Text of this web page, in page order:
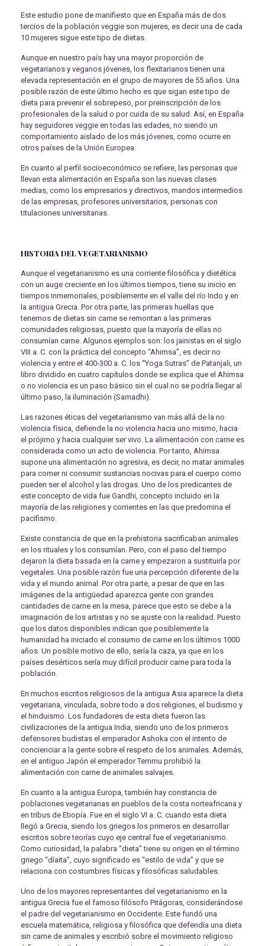
Este estudio pone de manifiesto que en España más de dos
tercios de la población veggie son mujeres, es decir una de cada
10 mujeres sigue este tipo de dietas.
Aunque en nuestro país hay una mayor proporción de
vegetarianos y veganos jóvenes, los flexitarianos tienen una
elevada representación en el grupo de mayores de 55 años. Una
posible razón de este último hecho es que sigan este tipo de
dieta para prevenir el sobrepeso, por preinscripción de los
profesionales de la salud o por cuida de su salud. Así, en España
hay seguidores veggie en todas las edades, no siendo un
comportamiento aislado de los más jóvenes, como ocurre en
otros países de la Unión Europea.
En cuanto al perfil socioeconómico se refiere, las personas que
llevan esta alimentación en España son las nuevas clases
medias, como los empresarios y directivos, mandos intermedios
de las empresas, profesores universitarios, personas con
titulaciones universitarias.
HISTORIA DEL VEGETARIANISMO
Aunque el vegetarianismo es una corriente filosófica y dietética
con un auge creciente en los últimos tiempos, tiene su inicio en
tiempos inmemoriales, posiblemente en el valle del río Indo y en
la antigua Grecia. Por otra parte, las primeras huellas que
tenemos de dietas sin carne se remontan a las primeras
comunidades religiosas, puesto que la mayoría de ellas no
consumían carne. Algunos ejemplos son: los jainistas en el siglo
VIII a. C. con la práctica del concepto “Ahimsa”, es decir no
violencia y entre el 400-300 a. C. los “Yoga Sutras” de Patanjali, un
libro dividido en cuatro capítulos donde se explica que el Ahimsa
o no violencia es un paso básico sin el cual no se podría llegar al
último paso, la iluminación (Samadhi).
Las razones éticas del vegetarianismo van más allá de la no
violencia física, defiende la no violencia hacia uno mismo, hacia
el prójimo y hacia cualquier ser vivo. La alimentación con carne es
considerada como un acto de violencia. Por tanto, Ahimsa
supone una alimentación no agresiva, es decir, no matar animales
para comer ni consumir sustancias nocivas para el cuerpo como
pueden ser el alcohol y las drogas. Uno de los predicantes de
este concepto de vida fue Gandhi, concepto incluido en la
mayoría de las religiones y corrientes en las que predomina el
pacifismo.
Existe constancia de que en la prehistoria sacrificaban animales
en los rituales y los consumían. Pero, con el paso del tiempo
dejaron la dieta basada en la carne y empezaron a sustituirla por
vegetales. Una posible razón fue una percepción diferente de la
vida y el mundo animal. Por otra parte, a pesar de que en las
imágenes de la antigüedad aparezca gente con grandes
cantidades de carne en la mesa, parece que esto se debe a la
imaginación de los artistas y no se ajuste con la realidad. Puesto
que los datos disponibles indican que posiblemente la
humanidad ha iniciado el consumo de carne en los últimos 1000
años. Un posible motivo de ello, sería la caza, ya que en los
países desérticos sería muy difícil producir carne para toda la
población.
En muchos escritos religiosos de la antigua Asia aparece la dieta
vegetariana, vinculada, sobre todo a dos religiones, el budismo y
el hinduismo. Los fundadores de esta dieta fueron las
civilizaciones de la antigua India, siendo uno de los primeros
defensores budistas el emperador Ashoka con el intento de
concienciar a la gente sobre el respeto de los animales. Además,
en el antiguo Japón el emperador Temmu prohibió la
alimentación con carne de animales salvajes.
En cuanto a la antigua Europa, también hay constancia de
poblaciones vegetarianas en pueblos de la costa norteafricana y
en tribus de Etiopía. Fue en el siglo VI a. C. cuando esta dieta
llegó a Grecia, siendo los griegos los primeros en desarrollar
escritos sobre teorías cuyo eje central fue el vegetarianismo.
Como curiosidad, la palabra “dieta” tiene su origen en el término
griego “díaita”, cuyo significado es “estilo de vida” y que se
relaciona con costumbres físicas y filosóficas saludables.
Uno de los mayores representantes del vegetarianismo en la
antigua Grecia fue el famoso filósofo Pitágoras, considerándose
el padre del vegetarianismo en Occidente. Este fundó una
escuela matemática, religiosa y filosófica que defendía una dieta
sin carne de animales y escribió sobre el movimiento religioso